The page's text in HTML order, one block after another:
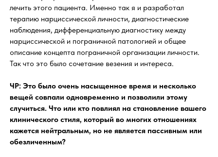
лечить этого пациента. Именно так я и разработал
терапию нарциссической личности, диагностические
наблюдения, дифференциальную диагностику между
нарциссической и пограничной патологией и общее
описание концепта пограничной организации личности.
Так что это было сочетание везения и интереса.
ЧР: Это было очень насыщенное время и несколько
вещей совпали одновременно и позволили этому
случиться. Что или кто повлиял на становление вашего
клинического стиля, который во многих отношениях
кажется нейтральным, но не является пассивным или
обезличенным?